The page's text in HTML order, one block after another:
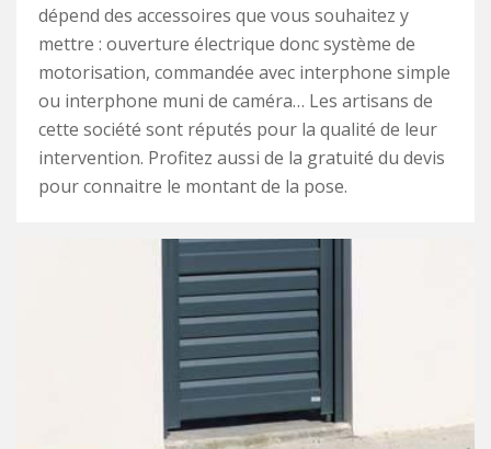
dépend des accessoires que vous souhaitez y
mettre : ouverture électrique donc système de
motorisation, commandée avec interphone simple
ou interphone muni de caméra… Les artisans de
cette société sont réputés pour la qualité de leur
intervention. Profitez aussi de la gratuité du devis
pour connaitre le montant de la pose.